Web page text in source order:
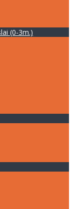
(0-3m.)